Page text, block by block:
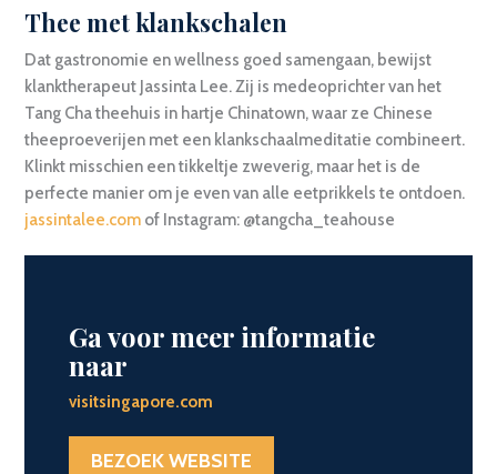
Thee met klankschalen
Dat gastronomie en wellness goed samengaan, bewijst
klanktherapeut Jassinta Lee. Zij is medeoprichter van het
Tang Cha theehuis in hartje Chinatown, waar ze Chinese
theeproeverijen met een klankschaalmeditatie combineert.
Klinkt misschien een tikkeltje zweverig, maar het is de
perfecte manier om je even van alle eetprikkels te ontdoen.
jassintalee.com of Instagram: @tangcha_teahouse
Ga voor meer informatie
naar
visitsingapore.com
BEZOEK WEBSITE